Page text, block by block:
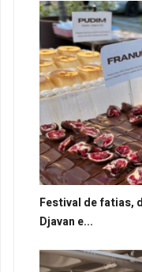
Festival de fatias,
Djavan e...